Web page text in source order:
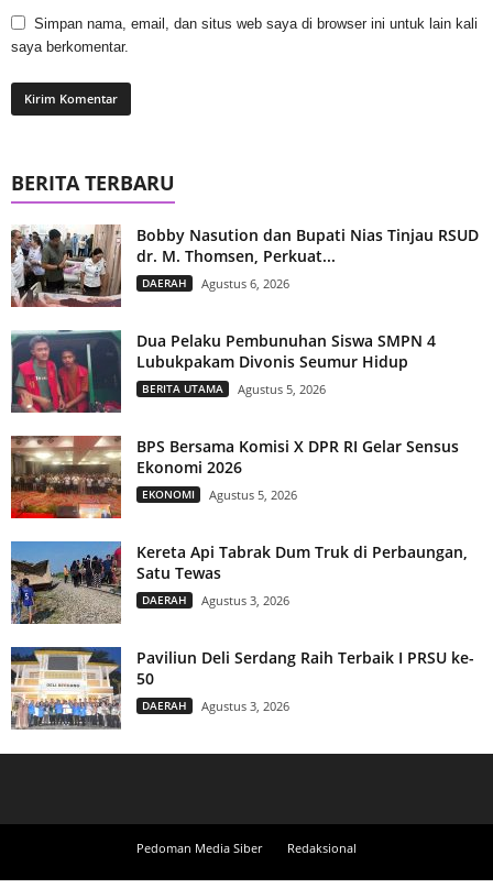
Simpan nama, email, dan situs web saya di browser ini untuk lain kali
saya berkomentar.
BERITA TERBARU
Bobby Nasution dan Bupati Nias Tinjau RSUD
dr. M. Thomsen, Perkuat...
DAERAH Agustus 6, 2026
Dua Pelaku Pembunuhan Siswa SMPN 4
Lubukpakam Divonis Seumur Hidup
BERITA UTAMA Agustus 5, 2026
BPS Bersama Komisi X DPR RI Gelar Sensus
Ekonomi 2026
EKONOMI Agustus 5, 2026
Kereta Api Tabrak Dum Truk di Perbaungan,
Satu Tewas
DAERAH Agustus 3, 2026
Paviliun Deli Serdang Raih Terbaik I PRSU ke-
50
DAERAH Agustus 3, 2026
Pedoman Media Siber Redaksional